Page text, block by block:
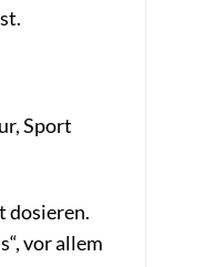
Sport
dosieren.
vor allem